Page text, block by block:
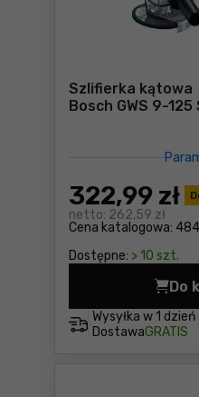
Szlifierka kątowa
Bosch GWS 9-125
Cena katalogowa:
322,99 zł
netto: 262,59 zł
Dostępne: > 10 szt.
Wysyłka w 1 dzień
DostawaGRATIS
Do